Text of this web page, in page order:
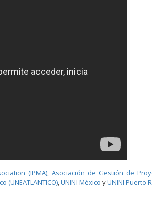
(IPMA), Asociación de Gestión de
(UNEATLANTICO),UNINI México yUNINI Puerto